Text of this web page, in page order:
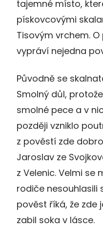
tajemné místo,
pískovcovými
Tisovým vrchem.
vypráví nejedna
Původně se
Smolný důl,
smolné pece a v
později vzniklo
z pověstí zde
Jaroslav ze
z Velenic. Velmi se
rodiče nesouhlasili
pověst říká, že zde
zabil soka v lásce.